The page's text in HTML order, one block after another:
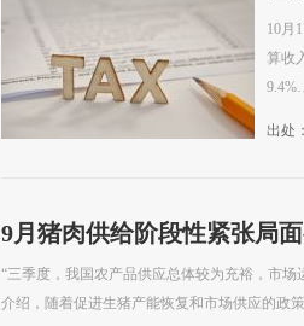
10月
算收
出处
9月猪肉供给阶段性紧张局
“三季度，我国农产品供应总体较为充裕，市
介绍，随着促进生猪产能恢复和市场供应的政